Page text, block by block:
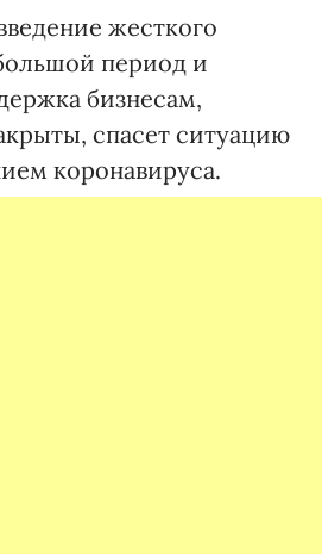
жесткого
период и
бизнесам,
спасет ситуацию
коронавируса.